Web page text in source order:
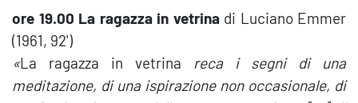
ore 19.00 La ragazza in vetrinadi Luciano Emmer
(1961, 92')
«La ragazza in vetrina reca i segni di una
meditazione, di una ispirazione non occasionale, di